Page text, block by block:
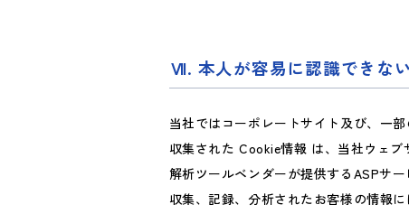
. 本人が容易に認識できな
当社ではコーポレートサイト及び、一
収集された Cookie情報 は、当社ウェ
解析ツールベンダーが提供するASPサ
収集、記録、分析されたお客様の情報